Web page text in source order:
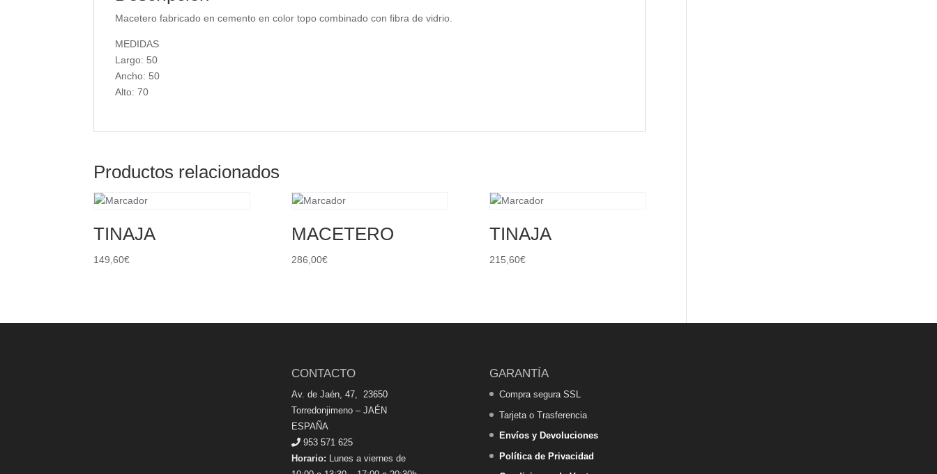
Macetero fabricado en cemento en color topo combinado con fibra de vidrio.
MEDIDAS
Largo: 50
Ancho: 50
Alto: 70
Productos relacionados
TINAJA
149,60€
MACETERO
286,00€
TINAJA
215,60€
CONTACTO
Av. de Jaén, 47, 23650
Torredonjimeno – JAÉN
ESPAÑA
953 571 625
Horario: Lunes a viernes de
GARANTÍA
Compra segura SSL
Tarjeta o Trasferencia
Envíos y Devoluciones
Política de Privacidad